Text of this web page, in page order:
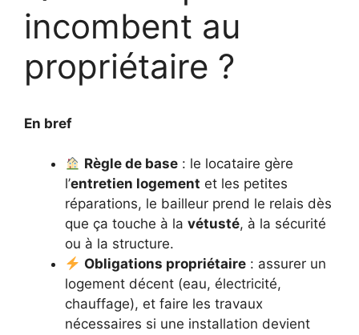
incombent au
propriétaire ?
En bref
Règle de base : le locataire gère
l’entretien logement et les petites
réparations, le bailleur prend le relais dès
que ça touche à la vétusté, à la sécurité
ou à la structure.
Obligations propriétaire : assurer un
logement décent (eau, électricité,
chauffage), et faire les travaux
nécessaires si une installation devient